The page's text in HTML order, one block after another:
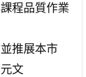
程品質作業
推展本市
文